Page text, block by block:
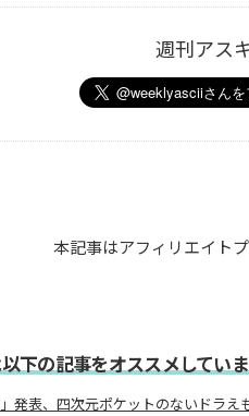
週刊アス
本記事はアフィリエイト
下の記事をオススメしてい
発表、四次元ポケットのないドラえ